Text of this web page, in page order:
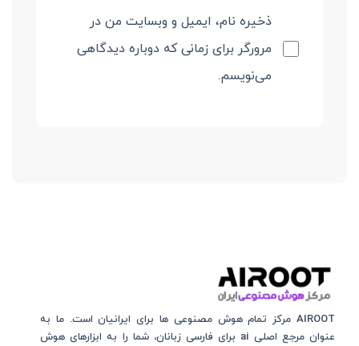
ذخیره نام، ایمیل و وبسایت من در
مرورگر برای زمانی که دوباره دیدگاهی
می‌نویسم.
AIROOT مرکز تمام هوش مصنوعی‌‌‌ ها برای ایرانیان است. ما به
عنوان مرجع اصلی ai برای فارسی زبانان، شما را به ابزارهای هوش